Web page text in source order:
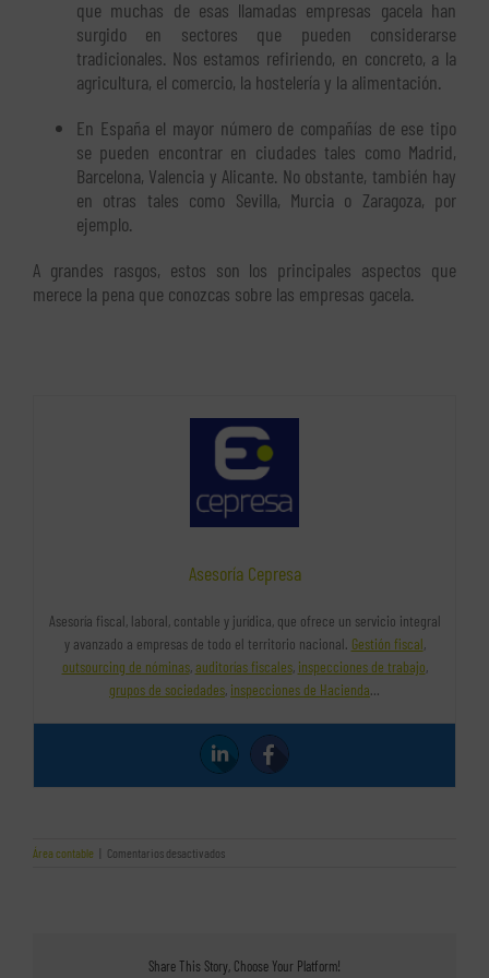
que muchas de esas llamadas empresas gacela han
surgido en sectores que pueden considerarse
tradicionales. Nos estamos refiriendo, en concreto, a la
agricultura, el comercio, la hostelería y la alimentación.
En España el mayor número de compañías de ese tipo
se pueden encontrar en ciudades tales como Madrid,
Barcelona, Valencia y Alicante. No obstante, también hay
en otras tales como Sevilla, Murcia o Zaragoza, por
ejemplo.
A grandes rasgos, estos son los principales aspectos que
merece la pena que conozcas sobre las empresas gacela.
Asesoría Cepresa
Asesoría fiscal, laboral, contable y jurídica, que ofrece un servicio integral
y avanzado a empresas de todo el territorio nacional. Gestión fiscal,
outsourcing de nóminas,auditorías fiscales, inspecciones de trabajo,
grupos de sociedades, inspecciones de Hacienda…
Área contable | Comentarios desactivadosen
Share This Story, Choose Your Platform!